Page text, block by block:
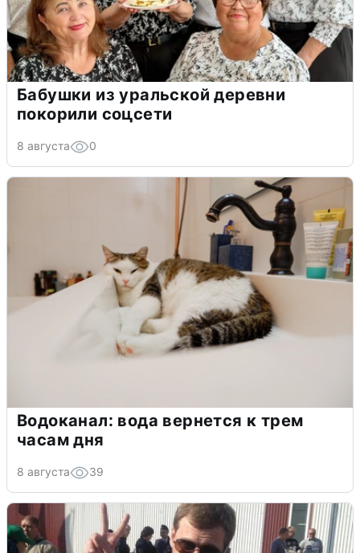
Бабушки из уральской деревни
покорили соцсети
8 августа 0
Водоканал: вода вернется к трем
часам дня
8 августа 39